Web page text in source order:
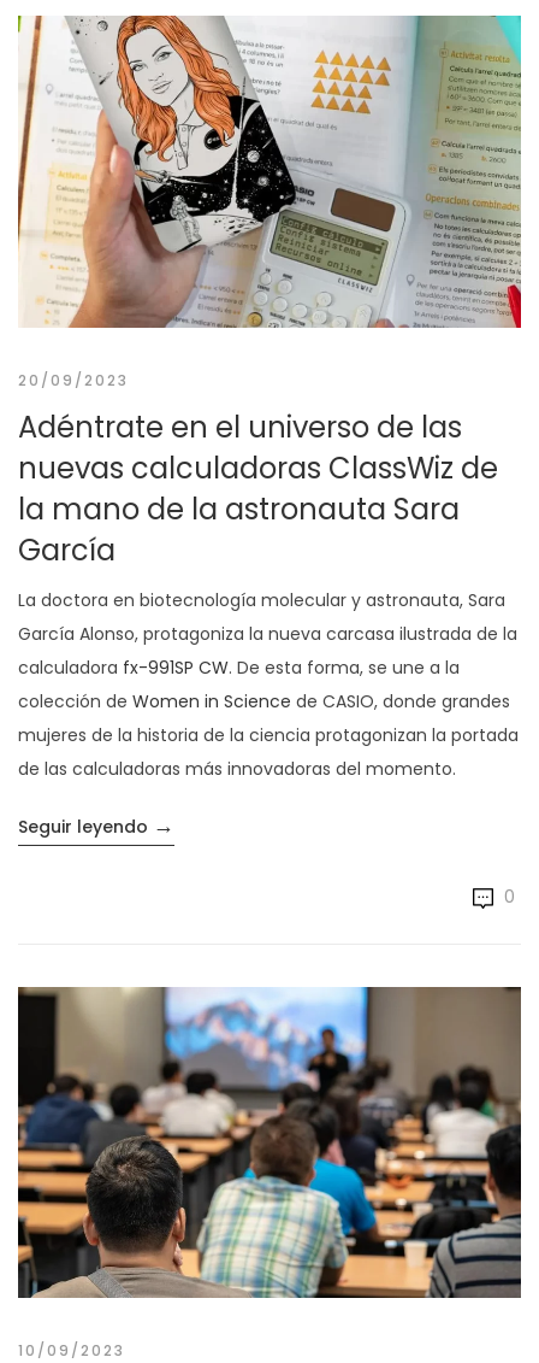
20/09/2023
Adéntrate en el universo de las
nuevas calculadoras ClassWiz de
la mano de la astronauta Sara
García
La doctora en biotecnología molecular y astronauta, Sara
García Alonso, protagoniza la nueva carcasa ilustrada de la
calculadora fx-991SP CW. De esta forma, se une a la
colección de Women in Science de CASIO, donde grandes
mujeres de la historia de la ciencia protagonizan la portada
de las calculadoras más innovadoras del momento.
Seguir leyendo «Adéntrate en el universo de las nuevas
→
0
10/09/2023